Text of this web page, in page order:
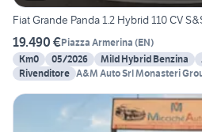
Fiat Grande Panda 1.2 Hybrid 110 CV
19.490 €Piazza Armerina (EN)
Km0
05/2026 Mild Hybrid Benzina
Rivenditore A&M Auto Srl Monasteri